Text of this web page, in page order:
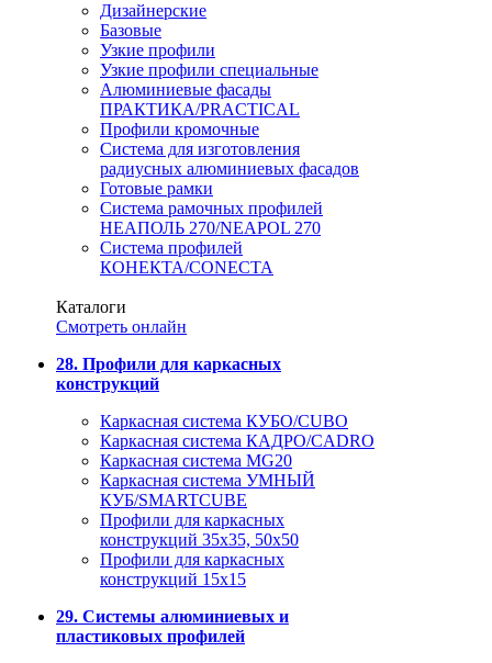
Дизайнерские
Базовые
Узкие профили
Узкие профили специальные
Алюминиевые фасады
ПРАКТИКА/PRACTICAL
Профили кромочные
Система для изготовления
радиусных алюминиевых фасадов
Готовые рамки
Система рамочных профилей
НЕАПОЛЬ 270/NEAPOL 270
Система профилей
КОНЕКТА/CONECTA
Каталоги
Смотреть онлайн
28. Профили для каркасных
конструкций
Каркасная система КУБО/CUBO
Каркасная система КАДРО/CADRO
Каркасная система MG20
Каркасная система УМНЫЙ
КУБ/SMARTCUBE
Профили для каркасных
конструкций 35x35, 50x50
Профили для каркасных
конструкций 15х15
29. Системы алюминиевых и
пластиковых профилей